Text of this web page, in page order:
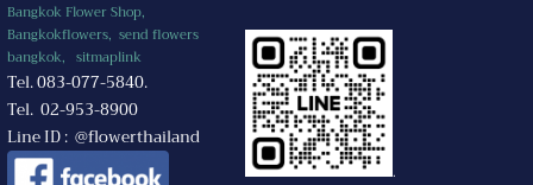
Bangkok Flower Shop,
Bangkokflowers, send flowers
bangkok, sitmaplink
Tel. 083-077-5840.
Tel. 02-953-8900
Line ID : @flowerthailand
.